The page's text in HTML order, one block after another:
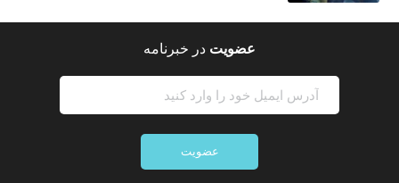
عضویت در خبرنامه
عضویت